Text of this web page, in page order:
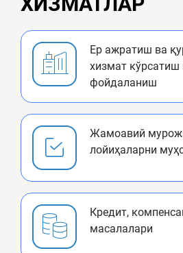
Ер ажратиш ва
хизмат кўрсатиш
фойдаланиш
Жамоавий
лойиҳаларни
Кредит,
масалалари